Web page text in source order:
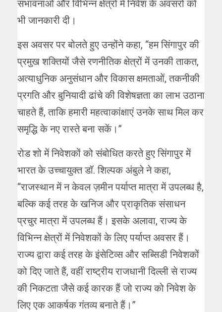
संभावनाओं और विभिन्न क्षेत्रों में निवेश के अवसरों को
भी जानकारी दी।
इस अवसर पर बोलते हुए उन्होंने कहा, “हम सिंगापुर की
प्रमुख शक्तियों जैसे रणनीतिक क्षेत्रों में उनकी ताकत,
अत्याधुनिक अनुसंधान और विकास क्षमताओं, तकनीकी
प्रगति और बुनियादी ढांचे की विशेषज्ञता का लाभ उठाना
चाहते हैं, ताकि हमारी महत्वाकांक्षाएं उनके साथ मिल कर
समृद्धि के नए रास्ते बना सकें।”
रोड शो में निवेशकों को संबोधित करते हुए सिंगापुर में
भारत के उच्चायुक्त डॉ. शिल्पक अंबुले ने कहा,
“राजस्थान में न केवल ज़मीन पर्याप्त मात्रा में उपलब्ध है,
बल्कि कई तरह के खनिज और प्राकृतिक संसाधन
प्रचुर मात्रा में उपलब्ध हैं। इसके अलावा, राज्य के
विभिन्न क्षेत्रों में निवेशकों के लिए पर्याप्त अवसर हैं।
राज्य द्वारा कई तरह के इंसेटिव्स और सब्सिडी निवेशकों
को दिए जाते हैं, वहीं राष्ट्रीय राजधानी दिल्ली से राज्य
की निकटता जैसे कई कारक हैं जो राज्य को निवेश के
लिए एक आकर्षक गंतव्य बनाते हैं।”